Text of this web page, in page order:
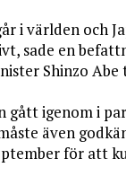
i världen och
sade en
Shinzo
gått igen­om i
även
för att